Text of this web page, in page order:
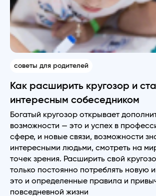
советы для родителей
Как расширить кругозор и
интересным собеседником
Богатый кругозор открывает
возможности — это и успех в
сфере, и новые связи, возможности
интересными людьми, смотреть на
точек зрения. Расширить свой
только постоянно потреблять новую
это и определенные правила и
повседневной жизни